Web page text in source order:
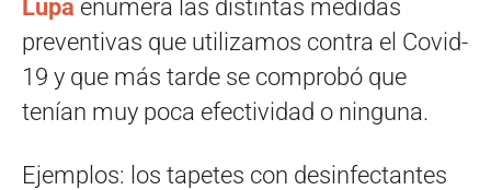
Lupa enumera las distintas medidas
preventivas que utilizamos contra el Covid-
19 y que más tarde se comprobó que
tenían muy poca efectividad o ninguna.
Ejemplos: los tapetes con desinfectantes